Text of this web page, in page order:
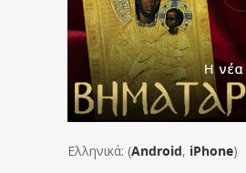
Ελληνικά: (Android, iPhone)